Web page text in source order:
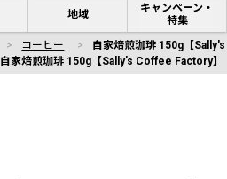
地域
キャンペーン・
特集
コーヒー
自家焙煎珈琲 150g【
自家焙煎珈琲 150g【Sally's Coffee Factory】